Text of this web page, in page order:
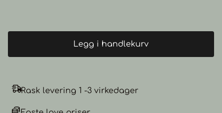
Legg i handlekurv
Rask levering 1 -3 virkedager